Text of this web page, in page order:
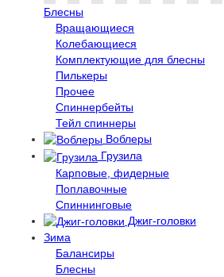
Блесны
Вращающиеся
Колебающиеся
Комплектующие для блесны
Пилькеры
Прочее
Спиннербейты
Тейл спиннеры
Воблеры
Грузила
Карповые, фидерные
Поплавочные
Спиннинговые
Джиг-головки
Зима
Балансиры
Блесны